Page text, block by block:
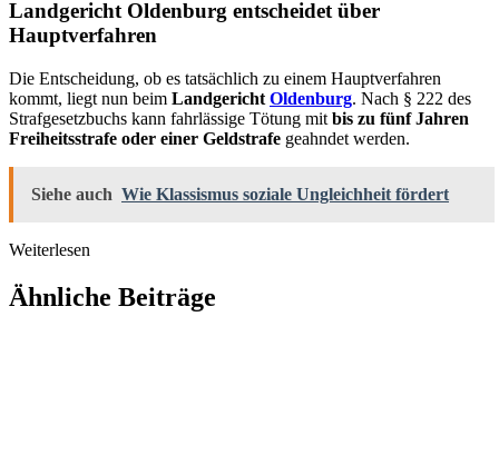
Landgericht Oldenburg entscheidet über
Hauptverfahren
Die Entscheidung, ob es tatsächlich zu einem Hauptverfahren
kommt, liegt nun beim Landgericht Oldenburg. Nach § 222 des
Strafgesetzbuchs kann fahrlässige Tötung mit bis zu fünf Jahren
Freiheitsstrafe oder einer Geldstrafe geahndet werden.
Siehe auch Wie Klassismus soziale Ungleichheit fördert
Weiterlesen
Ähnliche Beiträge